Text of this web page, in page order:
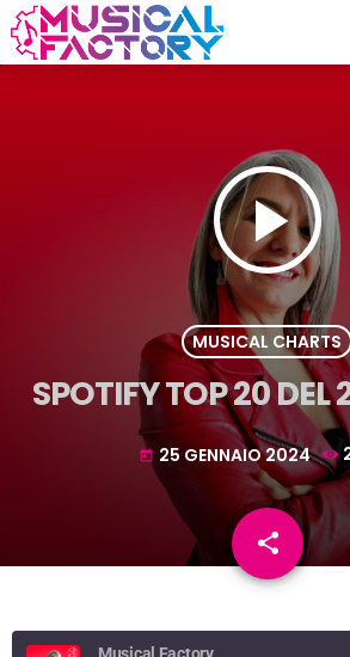
play_arrow
MUSICAL CHARTS
SPOTIFY TOP 20
today 25 GENNAIO 2024
share
email
Musical Factory